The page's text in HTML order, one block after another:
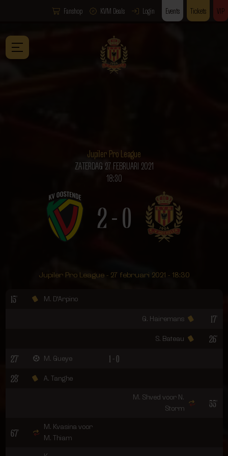
Fanshop KVM Deals Login Events Tickets VIP
Jupiler Pro League
ZATERDAG 27 FEBRUARI 2021
18:30
2 - 0
Jupiler Pro League - 27 februari 2021 - 18:30
15' M. D'Arpino
17'
G. Hairemans
26'
S. Bateau
27' M. Gueye
1 - 0
28'
A. Tanghe
55'
M. Shved voor N.
Storm
67'
M. Kvasina voor
M. Thiam